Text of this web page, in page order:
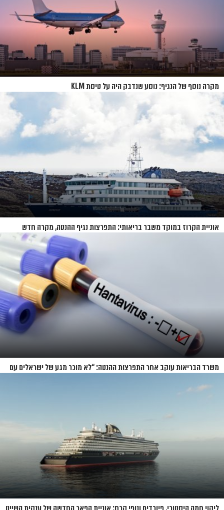
מקרה נוסף של הנגיף: נוסע שנדבק היה על טיסת KLM
אוניית הקרוז במוקד משבר בריאותי: התפרצות נגיף ההנטה, מקרה חדש
משרד הבריאות עוקב אחר התפרצות ההנטה: “לא מוכר מגע של ישראלים עם